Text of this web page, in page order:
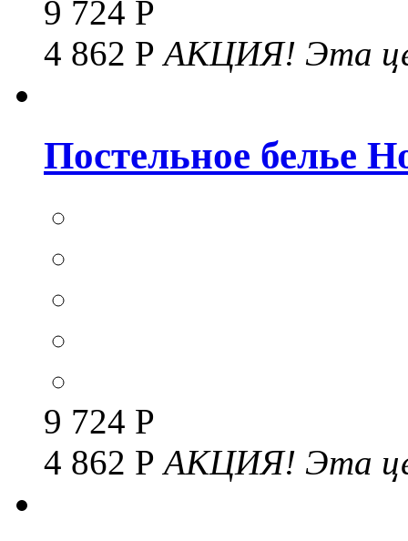
9 724 Р
4 862 РАКЦИЯ! Эта
Постельное белье
9 724 Р
4 862 РАКЦИЯ! Эта